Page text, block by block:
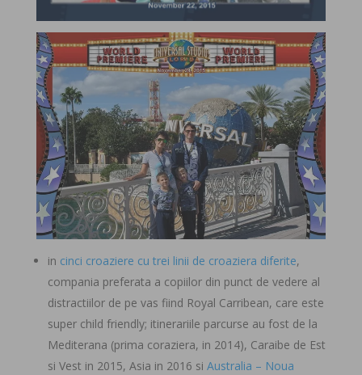
in cinci croaziere cu trei linii de croaziera diferite,
compania preferata a copiilor din punct de vedere al
distractiilor de pe vas fiind Royal Carribean, care este
super child friendly; itinerariile parcurse au fost de la
Mediterana (prima coraziera, in 2014), Caraibe de Est
si Vest in 2015, Asia in 2016 si Australia – Noua